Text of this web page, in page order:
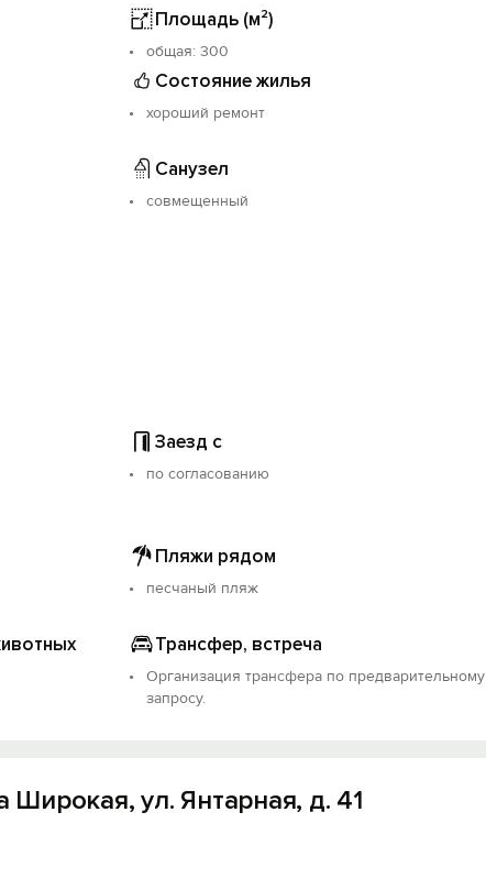
Площадь (м²)
oбщая: 300
Состояние жилья
хороший ремонт
Санузел
совмещенный
Заезд с
по согласованию
Пляжи рядом
песчаный пляж
Трансфер, встреча
Организация трансфера по предварительному
запросу.
ул. Янтарная, д. 41